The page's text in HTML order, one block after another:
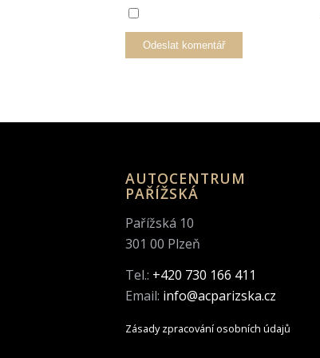
AUTOCENTRUM
PAŘÍŽSKÁ
Pařížská 10
301 00 Plzeň
Tel.: +420 730 166 411
Email: info@acparizska.cz
Zásady zpracování osobních údajů